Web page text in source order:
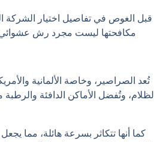
قبل الغوص في تفاصيل اختيار الشركة
مكافحتها ليست مجرد رش عشوائي
تُعد الصراصير، وخاصة الألمانية
الظلام، وتُفضل الأماكن الدافئة
كما أنها تتكاثر بسرعة هائلة، مما